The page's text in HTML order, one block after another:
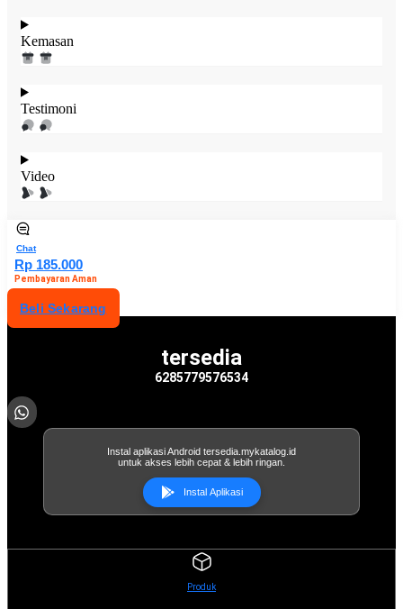
Kemasan
Testimoni
Video
Chat
Rp 185.000
Pembayaran Aman
Beli Sekarang
tersedia
6285779576534
Instal aplikasi Android tersedia.mykatalog.id
untuk akses lebih cepat & lebih ringan.
Instal Aplikasi
Produk